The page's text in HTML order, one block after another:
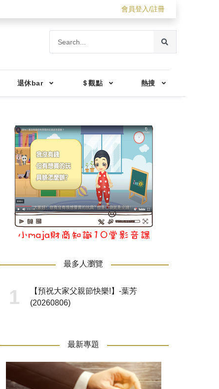
會員登入/註冊
退休bar ＄觀點 熱搜
最多人瀏覽
【預祝大家父親節快樂!】-葉芳
(20260806)
最新專題